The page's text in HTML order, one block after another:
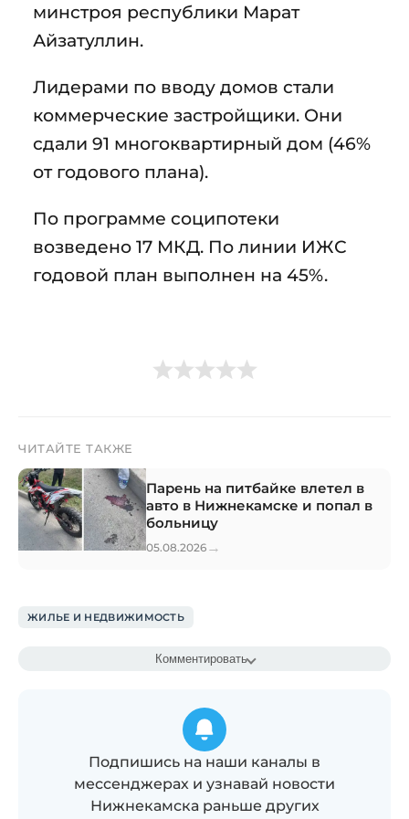
минстроя республики Марат
Айзатуллин.
Лидерами по вводу домов стали
коммерческие застройщики. Они
сдали 91 многоквартирный дом (46%
от годового плана).
По программе соципотеки
возведено 17 МКД. По линии ИЖС
годовой план выполнен на 45%.
ЧИТАЙТЕ ТАКЖЕ
Парень на питбайке влетел в
авто в Нижнекамске и попал в
больницу
05.08.2026 →
ЖИЛЬЕ И НЕДВИЖИМОСТЬ
Комментировать
Подпишись на наши каналы в
мессенджерах и узнавай новости
Нижнекамска раньше других